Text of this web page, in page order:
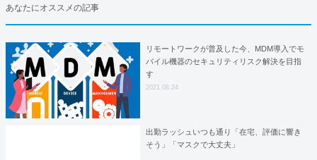
あなたにオススメの記事
リモートワークが普及した今、MDM導入でモ
バイル機器のセキュリティリスク解決を目指
す
2021.08.24
出勤ラッシュいつも通り「在宅、評価に響き
そう」「マスクで大丈夫」